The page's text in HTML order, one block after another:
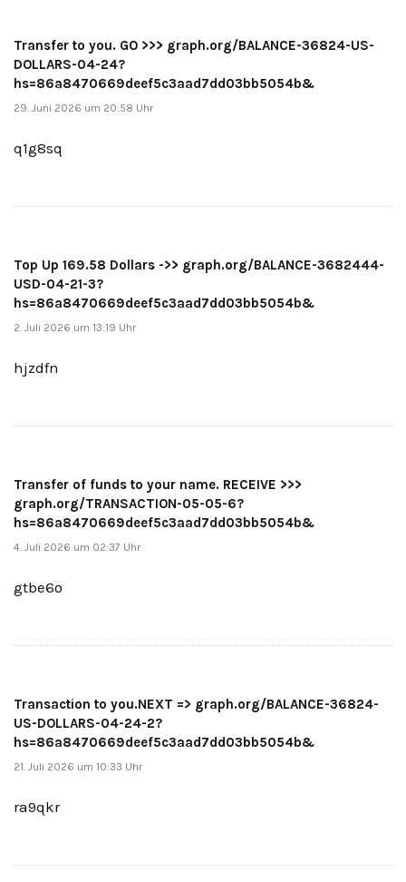
Transfer to you. GO >>> graph.org/BALANCE-36824-US-
DOLLARS-04-24?
hs=86a8470669deef5c3aad7dd03bb5054b&
29. Juni 2026 um 20:58 Uhr
q1g8sq
Top Up 169.58 Dollars ->> graph.org/BALANCE-3682444-
USD-04-21-3?
hs=86a8470669deef5c3aad7dd03bb5054b&
2. Juli 2026 um 13:19 Uhr
hjzdfn
Transfer of funds to your name. RECEIVE >>>
graph.org/TRANSACTION-05-05-6?
hs=86a8470669deef5c3aad7dd03bb5054b&
4. Juli 2026 um 02:37 Uhr
gtbe6o
Transaction to you.NEXT => graph.org/BALANCE-36824-
US-DOLLARS-04-24-2?
hs=86a8470669deef5c3aad7dd03bb5054b&
21. Juli 2026 um 10:33 Uhr
ra9qkr